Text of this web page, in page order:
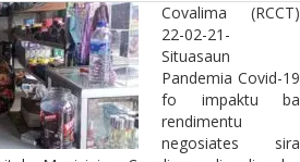
Covalima (RCCT)
22-02-21-
Situasaun
Pandemia Covid-19
fo impaktu ba
rendimentu
negosiates sira